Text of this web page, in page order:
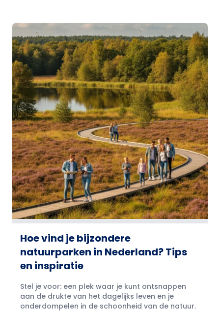
Hoe vind je bijzondere
natuurparken in Nederland? Tips
en inspiratie
Stel je voor: een plek waar je kunt ontsnappen
aan de drukte van het dagelijks leven en je
onderdompelen in de schoonheid van de natuur.